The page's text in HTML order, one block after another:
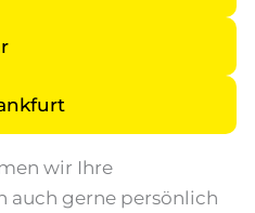
wir Ihre
auch gerne persönlich